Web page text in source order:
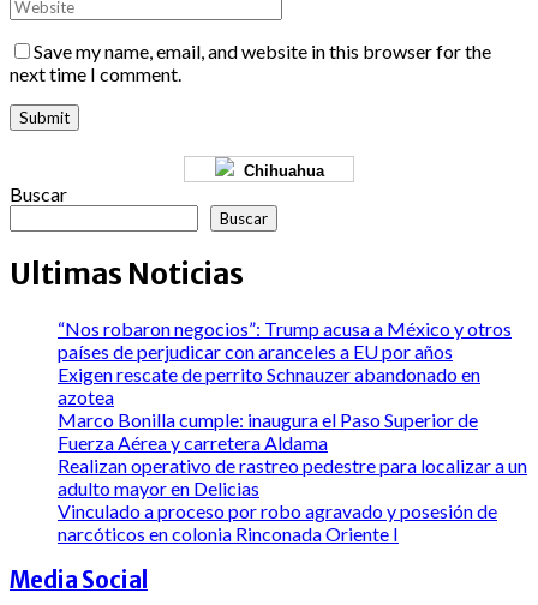
Save my name, email, and website in this browser for the
next time I comment.
Chihuahua
Buscar
Buscar
Ultimas Noticias
“Nos robaron negocios”: Trump acusa a México y otros
países de perjudicar con aranceles a EU por años
Exigen rescate de perrito Schnauzer abandonado en
azotea
Marco Bonilla cumple: inaugura el Paso Superior de
Fuerza Aérea y carretera Aldama
Realizan operativo de rastreo pedestre para localizar a un
adulto mayor en Delicias
Vinculado a proceso por robo agravado y posesión de
narcóticos en colonia Rinconada Oriente I
Media Social